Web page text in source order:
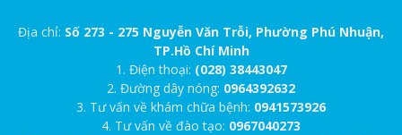
Địa chỉ: Số 273 - 275 Nguyễn Văn Trỗi, Phường Phú Nhuận,
TP.Hồ Chí Minh
1. Điện thoại: (028) 38443047
2. Đường dây nóng: 0964392632
3. Tư vấn về khám chữa bệnh: 0941573926
4. Tư vấn về đào tạo: 0967040273